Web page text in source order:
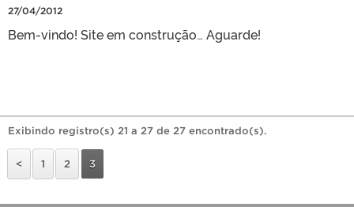
27/04/2012
Bem-vindo! Site em construção… Aguarde!
Exibindo registro(s) 21 a 27 de 27 encontrado(s).
< 1 2 3